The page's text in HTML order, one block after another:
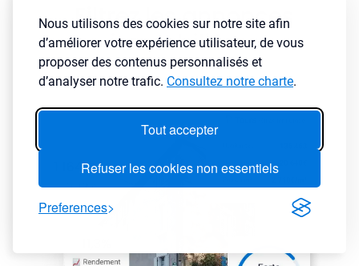
Nous utilisons des cookies sur notre site afin
d’améliorer votre expérience utilisateur, de vous
proposer des contenus personnalisés et
d’analyser notre trafic. Consultez notre charte.
Tout accepter
Refuser les cookies non essentiels
Preferences
Filtrez les annonces
immobilières